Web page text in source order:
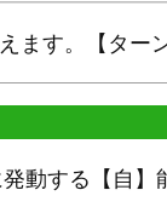
ます。【ター
発動する【自